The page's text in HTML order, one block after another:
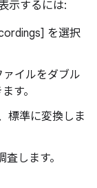
示するには:
を選択
イルをダブル
す。
標準に変換しま
します。